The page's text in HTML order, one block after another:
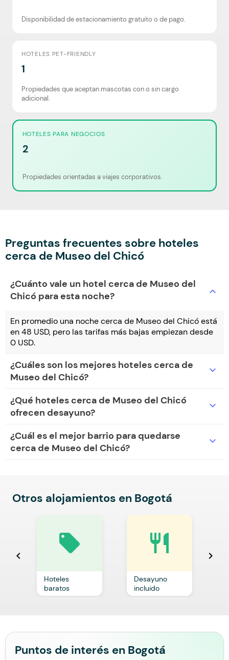
Disponibilidad de estacionamiento gratuito o de pago.
HOTELES PET-FRIENDLY
1
Propiedades que aceptan mascotas con o sin cargo
adicional.
HOTELES PARA NEGOCIOS
2
Propiedades orientadas a viajes corporativos.
Preguntas frecuentes sobre hoteles
cerca de Museo del Chicó
¿Cuánto vale un hotel cerca de Museo del
Chicó para esta noche?
expand_more
En promedio una noche cerca de Museo del Chicó está
en 48 USD, pero las tarifas más bajas empiezan desde
0 USD.
¿Cuáles son los mejores hoteles cerca de
Museo del Chicó?
expand_more
¿Qué hoteles cerca de Museo del Chicó
ofrecen desayuno?
expand_more
¿Cuál es el mejor barrio para quedarse
cerca de Museo del Chicó?
expand_more
Otros alojamientos en Bogotá
chevron_left
local_offer
Hoteles
baratos
restaurant
Desayuno
incluido
chevron_right
Puntos de interés en Bogotá